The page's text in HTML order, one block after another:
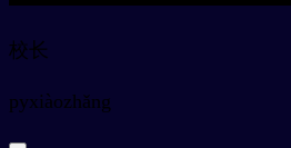
校长
pyxiàozhǎng